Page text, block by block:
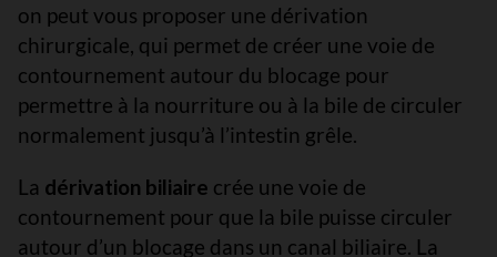
on peut vous proposer une dérivation
chirurgicale, qui permet de créer une voie de
contournement autour du blocage pour
permettre à la nourriture ou à la bile de circuler
normalement jusqu’à l’intestin grêle.
La dérivation biliaire crée une voie de
contournement pour que la bile puisse circuler
autour d’un blocage dans un canal biliaire. La